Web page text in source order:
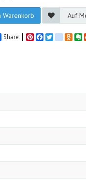
Warenkorb Auf
Share PinterestFacebook
Twitter